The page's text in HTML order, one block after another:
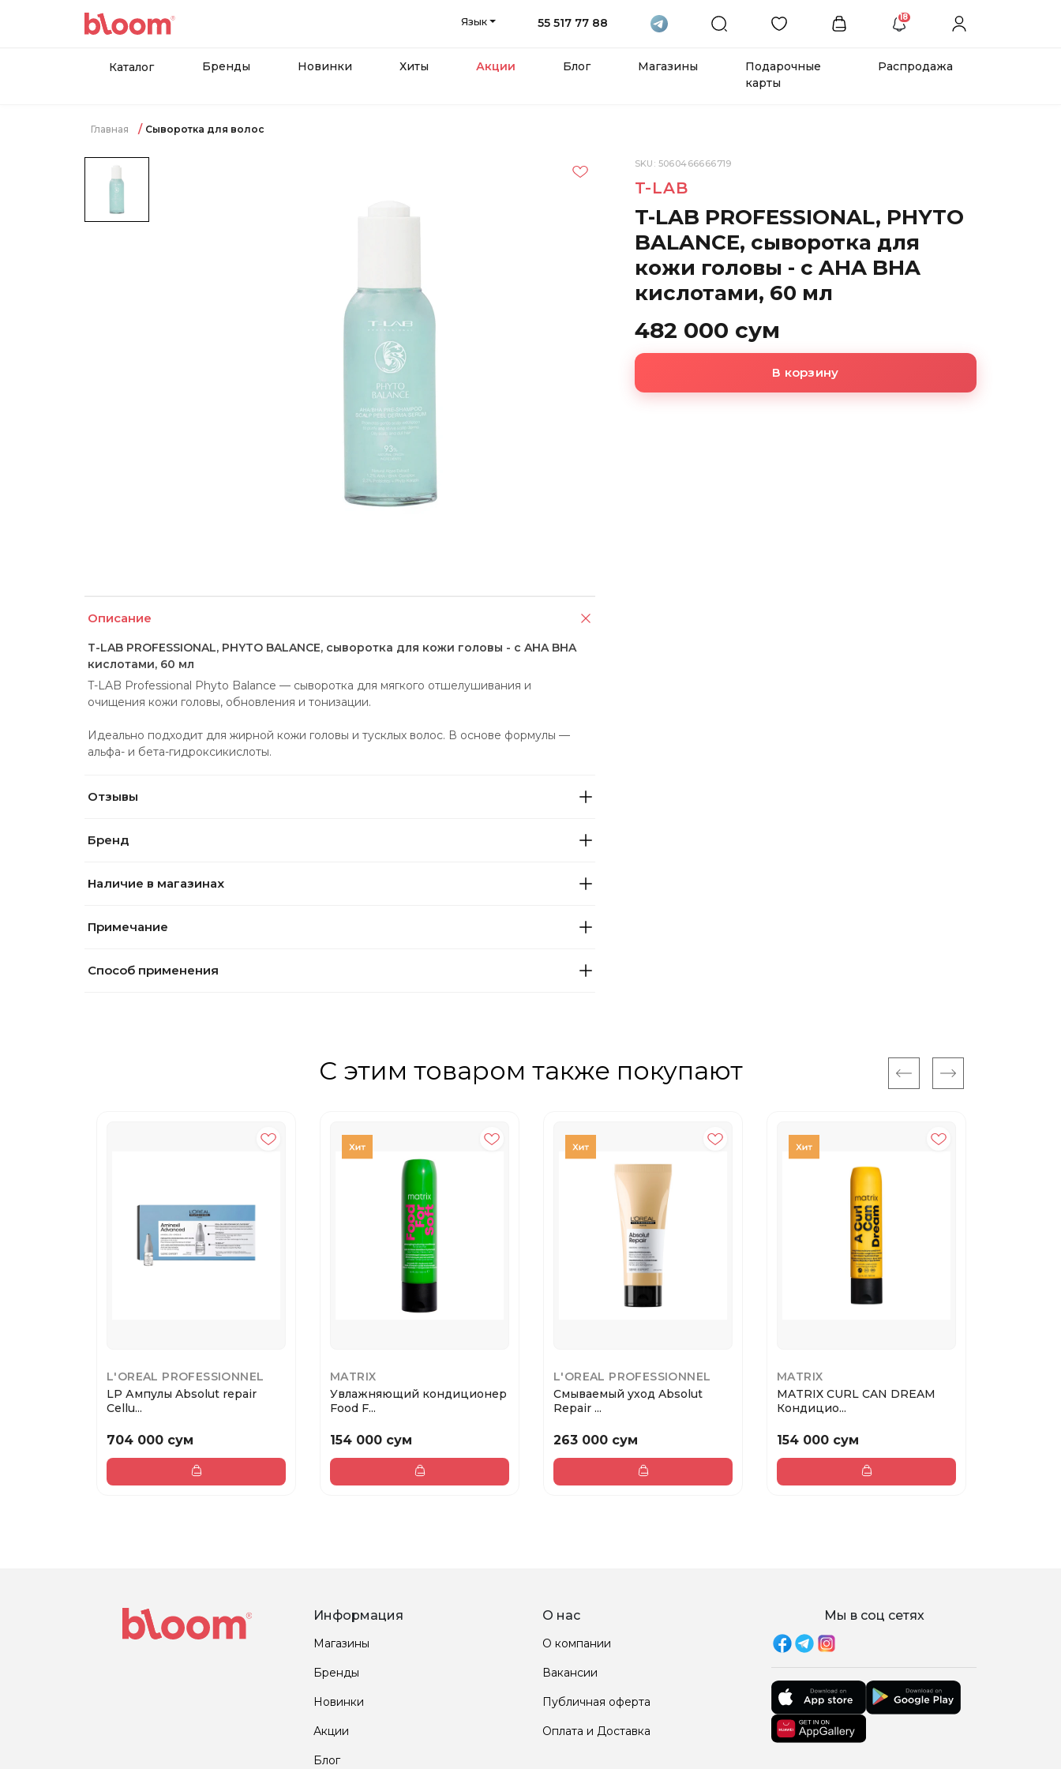
Язык 55 517 77 88 18
Каталог Бренды Новинки Хиты Акции Блог Магазины
Подарочные
карты
Распродажа
Главная Сыворотка для волос
Описание
T-LAB PROFESSIONAL, PHYTO BALANCE, сыворотка для кожи головы - с AHA BHA
кислотами, 60 мл
T-LAB Professional Phyto Balance — сыворотка для мягкого отшелушивания и
очищения кожи головы, обновления и тонизации.
Идеально подходит для жирной кожи головы и тусклых волос. В основе формулы —
альфа- и бета-гидроксикислоты.
Отзывы
Бренд
Наличие в магазинах
Примечание
Способ применения
SKU: 5060466666719
T-LAB
T-LAB PROFESSIONAL, PHYTO
BALANCE, сыворотка для
кожи головы - с AHA BHA
кислотами, 60 мл
482 000 сум
В корзину
С этим товаром также покупают
L'OREAL PROFESSIONNEL
LP Ампулы Absolut repair
Cellu...
704 000 сум
MATRIX
Увлажняющий кондиционер
Food F...
154 000 сум
L'OREAL PROFESSIONNEL
Смываемый уход Absolut
Repair ...
263 000 сум
MATRIX
MATRIX CURL CAN DREAM
Кондицио...
154 000 сум
Информация
Магазины
Бренды
Новинки
Акции
Блог
О нас
О компании
Вакансии
Публичная оферта
Оплата и Доставка
Мы в соц сетях